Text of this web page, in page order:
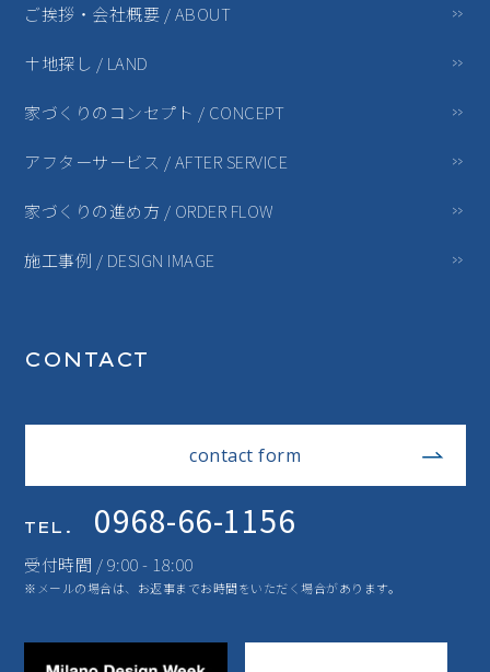
ご挨拶・会社概要 / ABOUT
土地探し / LAND
家づくりのコンセプト / CONCEPT
アフターサービス / AFTER SERVICE
家づくりの進め方 / ORDER FLOW
施工事例 / DESIGN IMAGE
CONTACT
contact form
TEL. 0968-66-1156
受付時間 / 9:00 - 18:00
※メールの場合は、お返事までお時間をいただく場合があります。